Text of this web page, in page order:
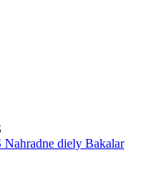
Nahradne diely Bakalar